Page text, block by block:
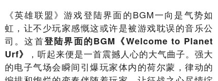
《英雄联盟》游戏登陆界面的BGM一向是气势如
虹，让不少玩家感慨这或许是被游戏耽误的音乐公
司。这首登陆界面的BGM《Welcome to Planet
Urf》
，听起来便是一首震撼人心的大气曲子。强大
的电子气场会瞬间引爆玩家体内的荷尔蒙，律动的